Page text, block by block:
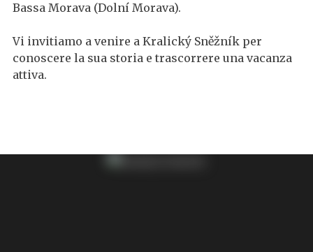
Bassa Morava (Dolní Morava).
Vi invitiamo a venire a Kralický Sněžník per
conoscere la sua storia e trascorrere una vacanza
attiva.